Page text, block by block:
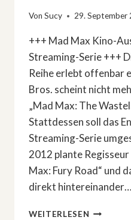
Von Sucy 29. September
+++ Mad Max Kino-
Streaming-Serie +++
Reihe erlebt offenbar
Bros. scheint nicht
„Mad Max: The
Stattdessen soll das
Streaming-Serie
2012 plante
Max: Fury Road“ und
direkt hintereinander…
WEITERLESEN »MAD